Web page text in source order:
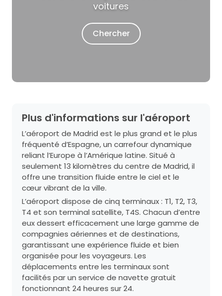
voitures
Chercher
Plus d'informations sur l'aéroport
L’aéroport de Madrid est le plus grand et le plus
fréquenté d’Espagne, un carrefour dynamique
reliant l’Europe à l’Amérique latine. Situé à
seulement 13 kilomètres du centre de Madrid, il
offre une transition fluide entre le ciel et le
cœur vibrant de la ville.
L’aéroport dispose de cinq terminaux : T1, T2, T3,
T4 et son terminal satellite, T4S. Chacun d’entre
eux dessert efficacement une large gamme de
compagnies aériennes et de destinations,
garantissant une expérience fluide et bien
organisée pour les voyageurs. Les
déplacements entre les terminaux sont
facilités par un service de navette gratuit
fonctionnant 24 heures sur 24.